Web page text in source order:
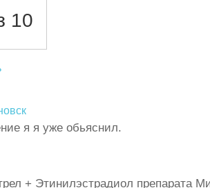
10
я я уже обьяснил.
+ Этинилэстрадиол препарата